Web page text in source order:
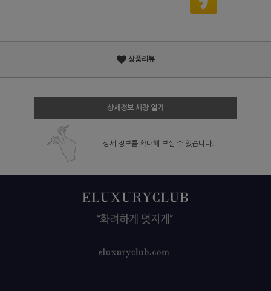
상품리뷰
상세정보 새창 열기
상세 정보를 확대해 보실 수 있습니다.